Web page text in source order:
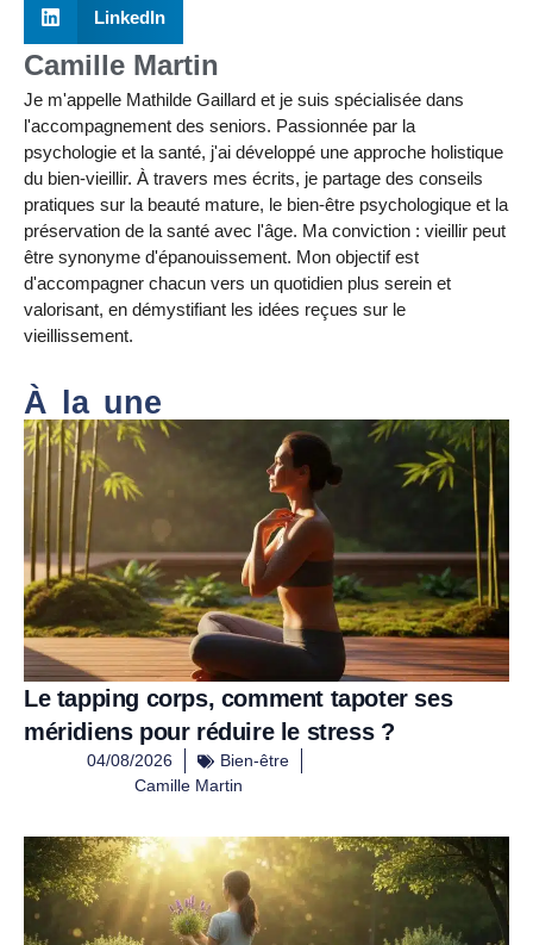
LinkedIn
Camille Martin
Je m'appelle Mathilde Gaillard et je suis spécialisée dans
l'accompagnement des seniors. Passionnée par la
psychologie et la santé, j'ai développé une approche holistique
du bien-vieillir. À travers mes écrits, je partage des conseils
pratiques sur la beauté mature, le bien-être psychologique et la
préservation de la santé avec l'âge. Ma conviction : vieillir peut
être synonyme d'épanouissement. Mon objectif est
d'accompagner chacun vers un quotidien plus serein et
valorisant, en démystifiant les idées reçues sur le
vieillissement.
À la une
Le tapping corps, comment tapoter ses
méridiens pour réduire le stress ?
04/08/2026
Bien-être
Camille Martin